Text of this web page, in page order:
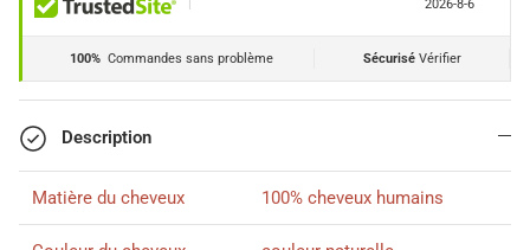
2026-8-6
100% Commandes sans problème SécuriséVérifier
Description
Matière du cheveux 100% cheveux humains